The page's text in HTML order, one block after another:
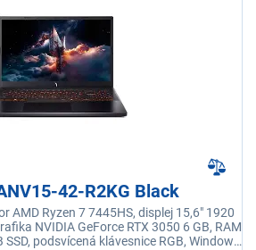
42-R2KG Black
AMD Ryzen 7 7445HS, displej 15,6" 1920
NVIDIA GeForce RTX 3050 6 GB, RAM
SSD, podsvícená klávesnice RGB, Windows